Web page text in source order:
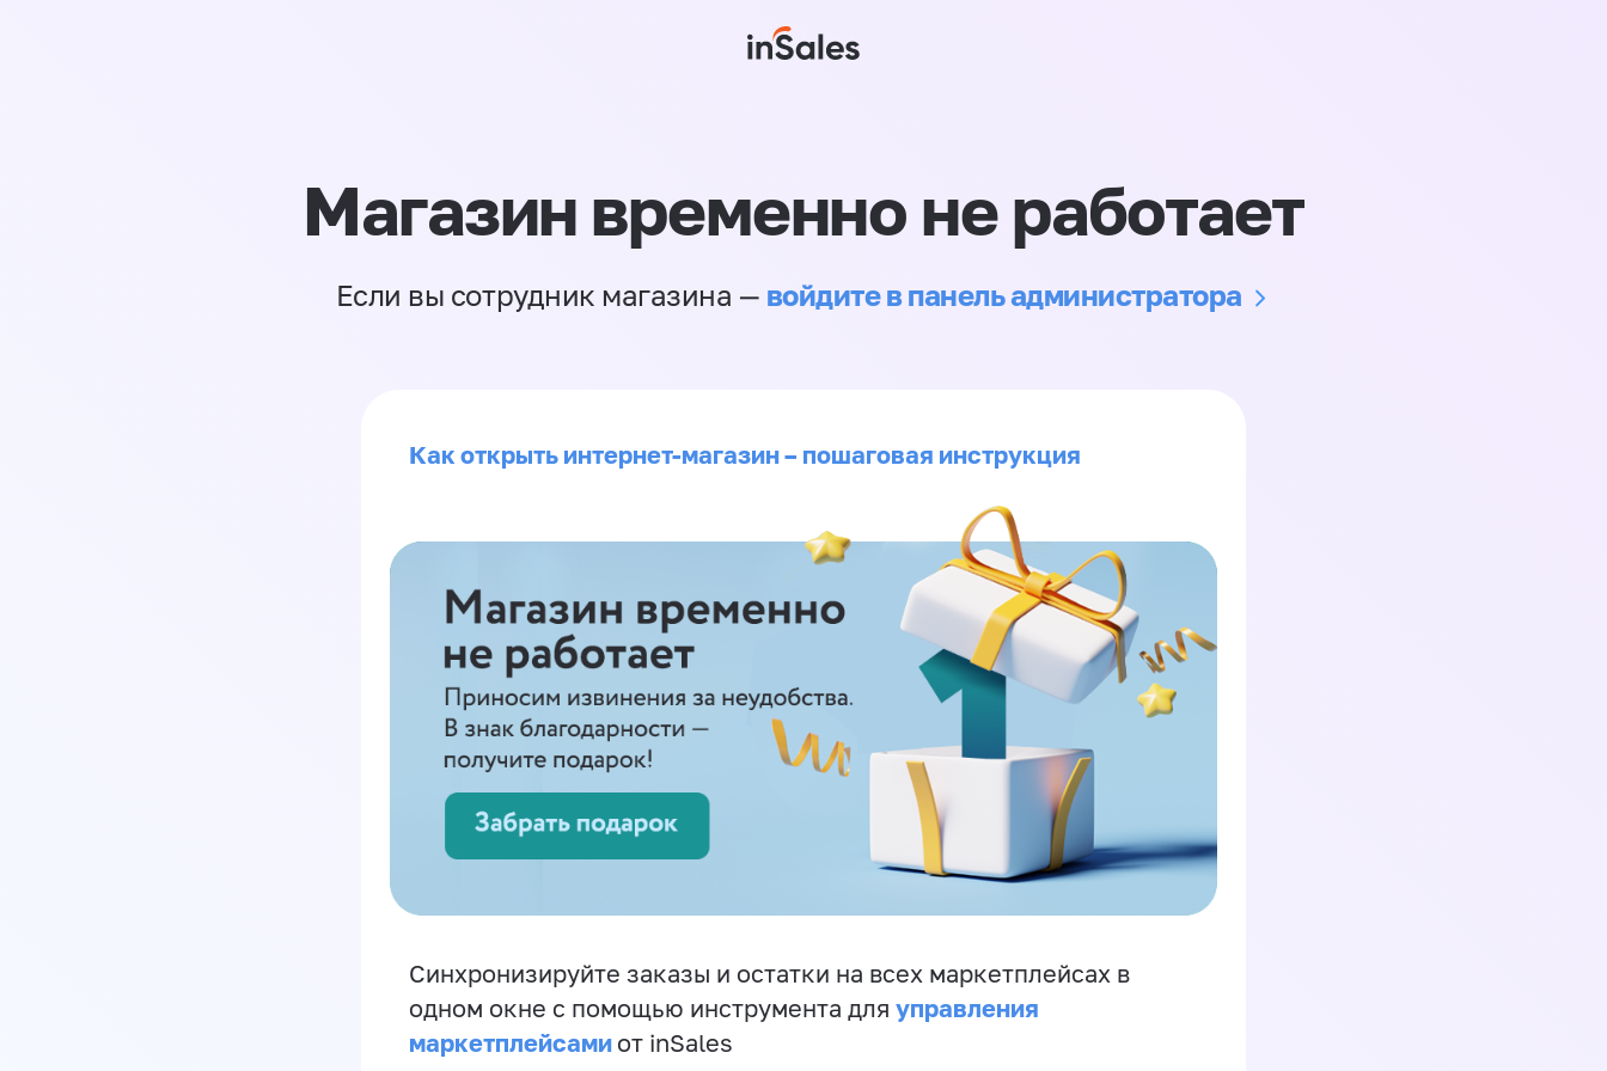
Магазин временно не работает
Если вы сотрудник магазина — войдите в панель администратора
Как открыть интернет-магазин – пошаговая инструкция
Синхронизируйте заказы и остатки на всех маркетплейсах в
одном окне с помощью инструмента для управления
маркетплейсами от inSales